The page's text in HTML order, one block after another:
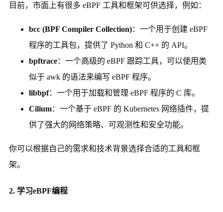
目前，市面上有很多 eBPF 工具和框架可供选择，例如：
bcc (BPF Compiler Collection)：一个用于创建 eBPF
程序的工具包，提供了 Python 和 C++ 的 API。
bpftrace：一个高级的 eBPF 跟踪工具，可以使用类
似于 awk 的语法来编写 eBPF 程序。
libbpf：一个用于加载和管理 eBPF 程序的 C 库。
Cilium：一个基于 eBPF 的 Kubernetes 网络插件，提
供了强大的网络策略、可观测性和安全功能。
你可以根据自己的需求和技术背景选择合适的工具和框
架。
2. 学习eBPF编程